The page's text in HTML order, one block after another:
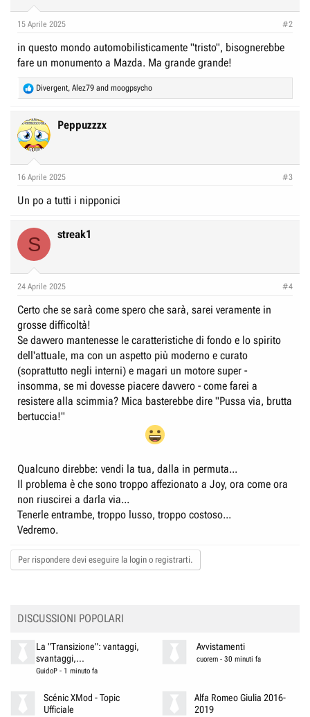
15 Aprile 2025 #2
in questo mondo automobilisticamente "tristo", bisognerebbe
fare un monumento a Mazda. Ma grande grande!
R
e
c
t
i
s
Divergent, Alez79 and moogpsycho
Peppuzzzx
16 Aprile 2025 #3
Un po a tutti i nipponici
S streak1
24 Aprile 2025 #4
Certo che se sarà come spero che sarà, sarei veramente in
grosse difficoltà!
Se davvero mantenesse le caratteristiche di fondo e lo spirito
dell'attuale, ma con un aspetto più moderno e curato
(soprattutto negli interni) e magari un motore super -
insomma, se mi dovesse piacere davvero - come farei a
resistere alla scimmia? Mica basterebbe dire "Pussa via, brutta
bertuccia!"
Qualcuno direbbe: vendi la tua, dalla in permuta...
Il problema è che sono troppo affezionato a Joy, ora come ora
non riuscirei a darla via...
Tenerle entrambe, troppo lusso, troppo costoso...
Vedremo.
Per rispondere devi eseguire la login o registrarti.
DISCUSSIONI POPOLARI
La "Transizione": vantaggi,
svantaggi,...
GuidoP- 1 minuto fa
Avvistamenti
cuorern - 30 minuti fa
Scénic XMod - Topic
Ufficiale
Alfa Romeo Giulia 2016-
2019